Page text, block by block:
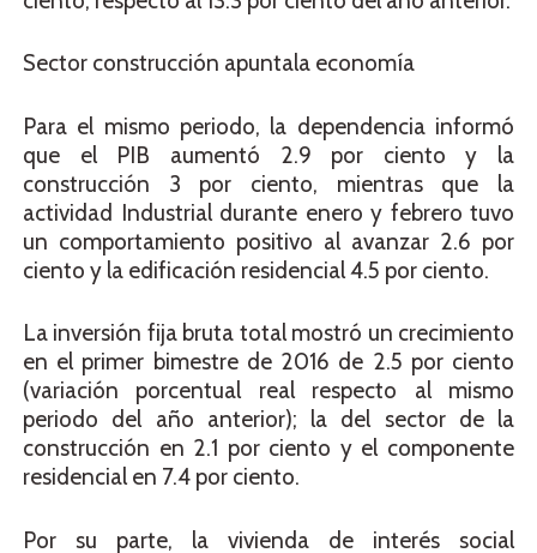
Sector construcción apuntala economía
Para el mismo periodo, la dependencia informó
que el PIB aumentó 2.9 por ciento y la
construcción 3 por ciento, mientras que la
actividad Industrial durante enero y febrero tuvo
un comportamiento positivo al avanzar 2.6 por
ciento y la edificación residencial 4.5 por ciento.
La inversión fija bruta total mostró un crecimiento
en el primer bimestre de 2016 de 2.5 por ciento
(variación porcentual real respecto al mismo
periodo del año anterior); la del sector de la
construcción en 2.1 por ciento y el componente
residencial en 7.4 por ciento.
Por su parte, la vivienda de interés social